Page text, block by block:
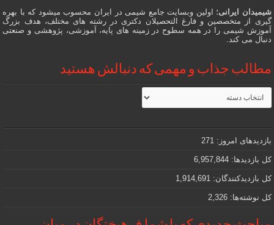
شیمیدان ایرانی؛ اولین وبسایت جامع شیمی در ایران محسوب میشود که با بهره
گیری از متخصصین و فارغ التحصیلان دکتری در رشته های مختلف، هدف بزرگ
آموزش شیمی را در همه سطوح در زمینه های پایه، آموزشی، پژوهشی و صنعتی
دنبال می کند.
مطالب جذاب و مهمی که دنبالش هستید
مطالب
جذاب
و
که
دنبالش
هستید
بازدیدهای امروز: 271
کل بازدیدها:6,957,844
کل بازدیدکنند‌گان: 1,914,691
کل نوشته‌ها:2,326